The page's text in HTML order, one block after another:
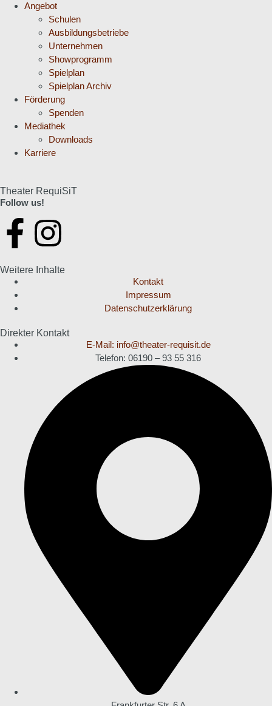
Angebot
Schulen
Ausbildungsbetriebe
Unternehmen
Showprogramm
Spielplan
Spielplan Archiv
Förderung
Spenden
Mediathek
Downloads
Karriere
Theater RequiSiT
Follow us!
Weitere Inhalte
Kontakt
Impressum
Datenschutzerklärung
Direkter Kontakt
E-Mail: info@theater-requisit.de
Telefon: 06190 – 93 55 316